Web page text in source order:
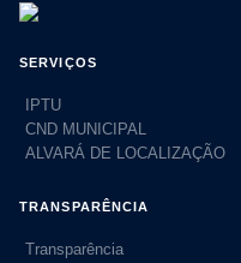
SERVIÇOS
IPTU
CND MUNICIPAL
ALVARÁ DE LOCALIZAÇÃO
TRANSPARÊNCIA
Transparência